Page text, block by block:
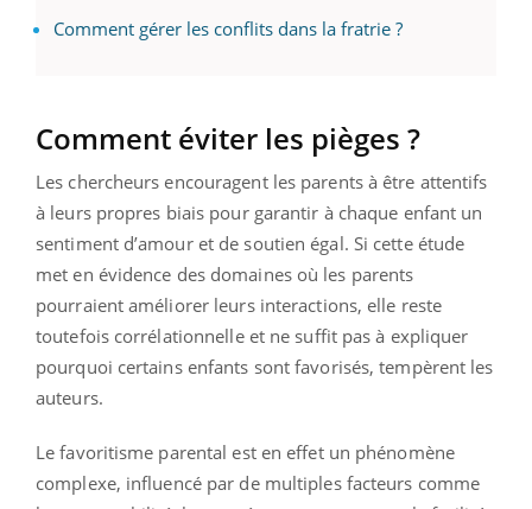
Comment gérer les conflits dans la fratrie ?
Comment éviter les pièges ?
Les chercheurs encouragent les parents à être attentifs
à leurs propres biais pour garantir à chaque enfant un
sentiment d’amour et de soutien égal. Si cette étude
met en évidence des domaines où les parents
pourraient améliorer leurs interactions, elle reste
toutefois corrélationnelle et ne suffit pas à expliquer
pourquoi certains enfants sont favorisés, tempèrent les
auteurs.
Le favoritisme parental est en effet un phénomène
complexe, influencé par de multiples facteurs comme